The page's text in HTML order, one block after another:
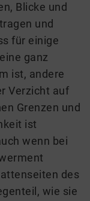
Blicke und
und
für einige
ganz
ist, andere
Verzicht auf
Grenzen und
ist
wenn bei
des
wie sie